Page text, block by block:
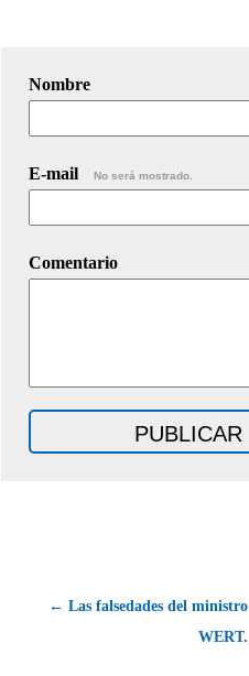
Nombre
E-mail No será mostrado.
Comentario
← Las falsedades del ministro
WERT.